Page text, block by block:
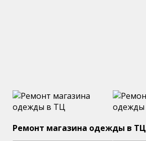
Ремонт магазина одежды в ТЦ